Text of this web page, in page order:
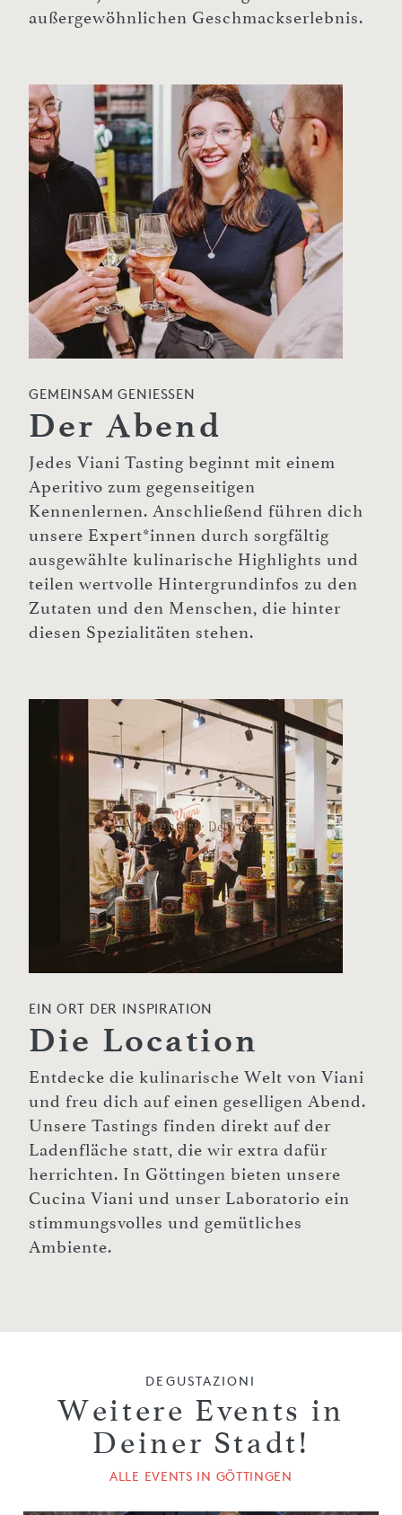
außergewöhnlichen Geschmackserlebnis.
GEMEINSAM GENIESSEN
Der Abend
Jedes Viani Tasting beginnt mit einem
Aperitivo zum gegenseitigen
Kennenlernen. Anschließend führen dich
unsere Expert*innen durch sorgfältig
ausgewählte kulinarische Highlights und
teilen wertvolle Hintergrundinfos zu den
Zutaten und den Menschen, die hinter
diesen Spezialitäten stehen.
EIN ORT DER INSPIRATION
Die Location
Entdecke die kulinarische Welt von Viani
und freu dich auf einen geselligen Abend.
Unsere Tastings finden direkt auf der
Ladenfläche statt, die wir extra dafür
herrichten. In Göttingen bieten unsere
Cucina Viani und unser Laboratorio ein
stimmungsvolles und gemütliches
Ambiente.
DEGUSTAZIONI
Weitere Events in
Deiner Stadt!
ALLE EVENTS IN GÖTTINGEN